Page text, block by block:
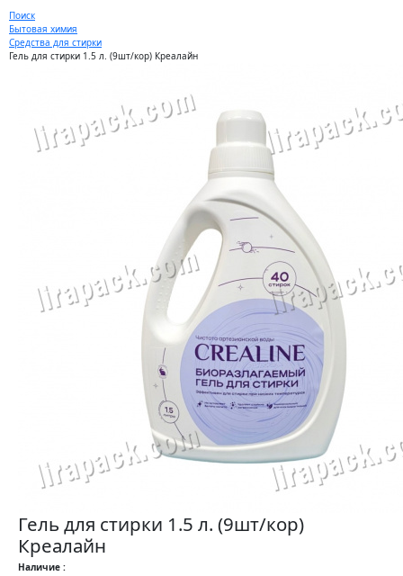
Поиск
Бытовая химия
Средства для стирки
Гель для стирки 1.5 л. (9шт/кор) Креалайн
Гель для стирки 1.5 л. (9шт/кор)
Креалайн
Наличие :